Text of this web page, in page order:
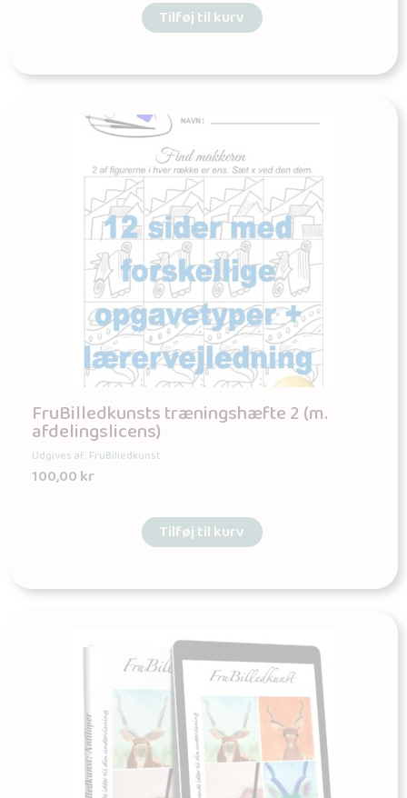
Tilføj til kurv
FruBilledkunsts træningshæfte 2 (m.
afdelingslicens)
Udgives af: FruBilledkunst
100,00kr
Tilføj til kurv